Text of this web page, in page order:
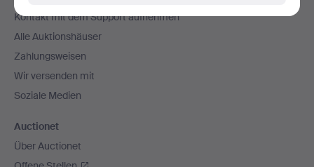
Navigation
Kontakt mit dem Support aufnehmen
Alle Auktionshäuser
Zahlungsweisen
Wir versenden mit
Soziale Medien
Auctionet
Über Auctionet